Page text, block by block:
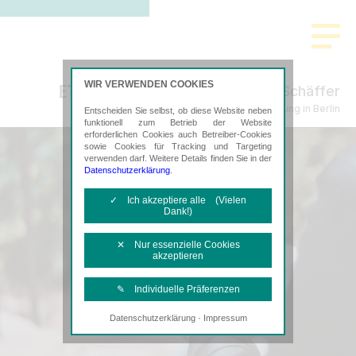
Bachtenkirch-Sujata Berke Schäffer
Steuerberatung in Berlin
WIR VERWENDEN COOKIES
Entscheiden Sie selbst, ob diese Website neben
funktionell zum Betrieb der Website
erforderlichen Cookies auch Betreiber-Cookies
sowie Cookies für Tracking und Targeting
verwenden darf. Weitere Details finden Sie in der
Datenschutzerklärung
✓ Ich akzeptiere alle (Vielen
Dank!)
✕ Nur essenzielle Cookies
akzeptieren
✎ Individuelle Präferenzen
Notwendige Cookies
Diese Cookies sind erforderlich, um die
Datenschutzerklärung· Impressum